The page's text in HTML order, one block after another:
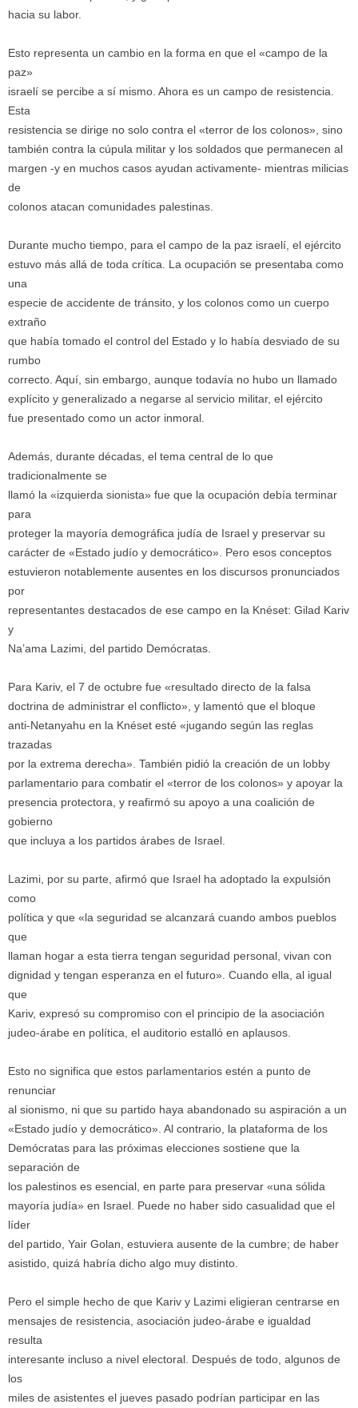
hacia su labor.
Esto representa un cambio en la forma en que el «campo de la
paz»
israelí se percibe a sí mismo. Ahora es un campo de resistencia.
Esta
resistencia se dirige no solo contra el «terror de los colonos», sino
también contra la cúpula militar y los soldados que permanecen al
margen -y en muchos casos ayudan activamente- mientras milicias
de
colonos atacan comunidades palestinas.
Durante mucho tiempo, para el campo de la paz israelí, el ejército
estuvo más allá de toda crítica. La ocupación se presentaba como
una
especie de accidente de tránsito, y los colonos como un cuerpo
extraño
que había tomado el control del Estado y lo había desviado de su
rumbo
correcto. Aquí, sin embargo, aunque todavía no hubo un llamado
explícito y generalizado a negarse al servicio militar, el ejército
fue presentado como un actor inmoral.
Además, durante décadas, el tema central de lo que
tradicionalmente se
llamó la «izquierda sionista» fue que la ocupación debía terminar
para
proteger la mayoría demográfica judía de Israel y preservar su
carácter de «Estado judío y democrático». Pero esos conceptos
estuvieron notablemente ausentes en los discursos pronunciados
por
representantes destacados de ese campo en la Knéset: Gilad Kariv
y
Na’ama Lazimi, del partido Demócratas.
Para Kariv, el 7 de octubre fue «resultado directo de la falsa
doctrina de administrar el conflicto», y lamentó que el bloque
anti-Netanyahu en la Knéset esté «jugando según las reglas
trazadas
por la extrema derecha». También pidió la creación de un lobby
parlamentario para combatir el «terror de los colonos» y apoyar la
presencia protectora, y reafirmó su apoyo a una coalición de
gobierno
que incluya a los partidos árabes de Israel.
Lazimi, por su parte, afirmó que Israel ha adoptado la expulsión
como
política y que «la seguridad se alcanzará cuando ambos pueblos
que
llaman hogar a esta tierra tengan seguridad personal, vivan con
dignidad y tengan esperanza en el futuro». Cuando ella, al igual
que
Kariv, expresó su compromiso con el principio de la asociación
judeo-árabe en política, el auditorio estalló en aplausos.
Esto no significa que estos parlamentarios estén a punto de
renunciar
al sionismo, ni que su partido haya abandonado su aspiración a un
«Estado judío y democrático». Al contrario, la plataforma de los
Demócratas para las próximas elecciones sostiene que la
separación de
los palestinos es esencial, en parte para preservar «una sólida
mayoría judía» en Israel. Puede no haber sido casualidad que el
líder
del partido, Yair Golan, estuviera ausente de la cumbre; de haber
asistido, quizá habría dicho algo muy distinto.
Pero el simple hecho de que Kariv y Lazimi eligieran centrarse en
mensajes de resistencia, asociación judeo-árabe e igualdad
resulta
interesante incluso a nivel electoral. Después de todo, algunos de
los
miles de asistentes el jueves pasado podrían participar en las